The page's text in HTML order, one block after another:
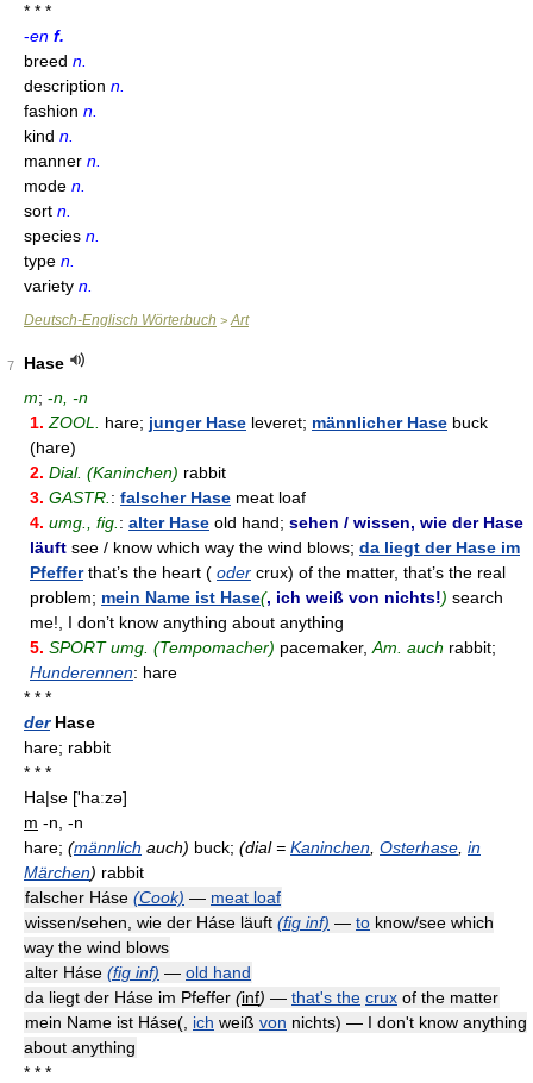
* * *
-en f.
breed n.
description n.
fashion n.
kind n.
manner n.
mode n.
sort n.
species n.
type n.
variety n.
Deutsch-Englisch Wörterbuch > Art
7
Hase
m; -n, -n
1. ZOOL. hare; junger Hase leveret; männlicher Hase buck
(hare)
2. Dial. (Kaninchen) rabbit
3. GASTR. : falscher Hase meat loaf
4. umg., fig. : alter Hase old hand; sehen / wissen, wie der Hase
läuft see / know which way the wind blows; da liegt der Hase im
Pfefferthat’s the heart ( oder crux) of the matter, that’s the real
problem; mein Name ist Hase(, ich weiß von nichts!) search
me!, I don’t know anything about anything
5. SPORT umg. (Tempomacher) pacemaker, Am. auch rabbit;
Hunderennen: hare
* * *
derHase
hare; rabbit
* * *
Ha|se ['haːzə]
m -n, -n
hare; (männlich auch) buck; (dial = Kaninchen Osterhase in
Märchen) rabbit
falscher Háse (Cook) — meat loaf
wissen/sehen, wie der Háse läuft (fig inf) — to know/see which
way the wind blows
alter Háse (fig inf) — old hand
da liegt der Háse im Pfeffer (inf) — that's the crux of the matter
mein Name ist Háse(, ich weiß von nichts) — I don't know anything
about anything
* * *